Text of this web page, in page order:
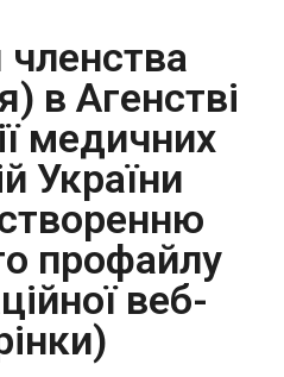
членства
в Агенстві
медичних
України
профайлу
веб-